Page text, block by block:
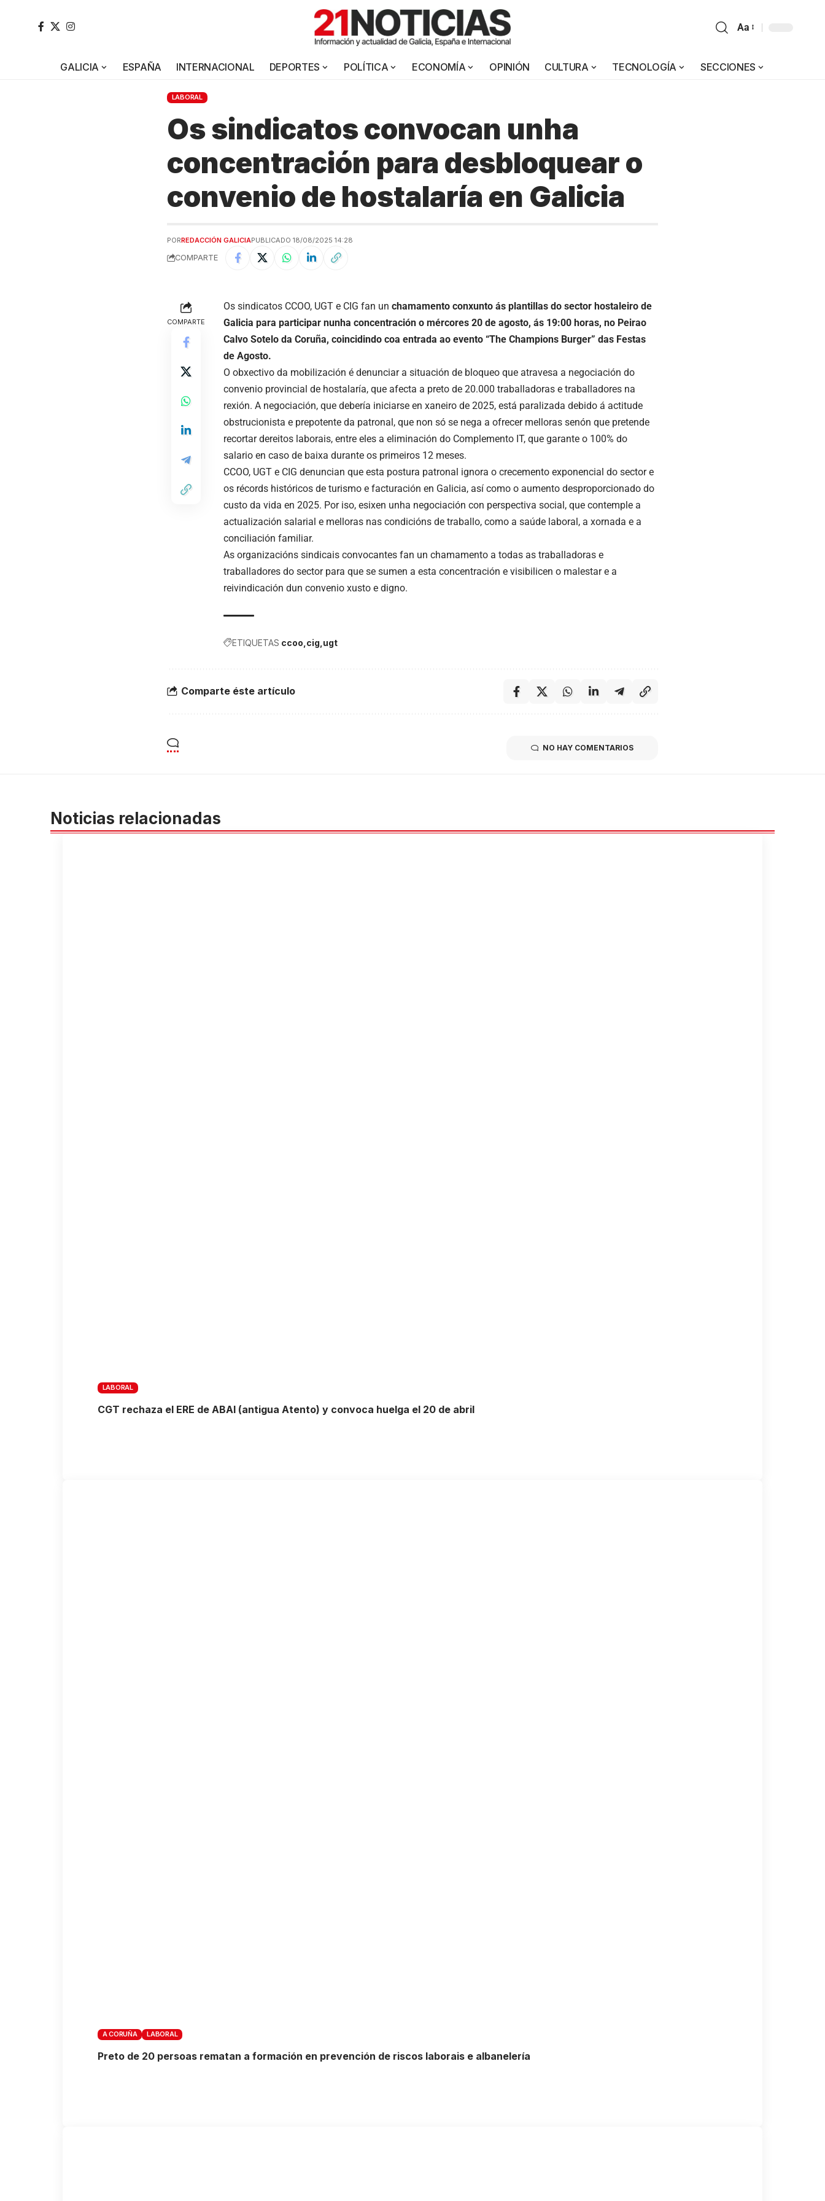
Aa
GALICIA ESPAÑA INTERNACIONAL DEPORTES POLÍTICA ECONOMÍA OPINIÓN CULTURA TECNOLOGÍA SECCIONES
LABORAL
Os sindicatos convocan unha
concentración para desbloquear o
convenio de hostalaría en Galicia
PORREDACCIÓN GALICIAPUBLICADO 18/08/2025 14:28
COMPARTE
COMPARTE
Os sindicatos CCOO, UGT e CIG fan un chamamento conxunto ás plantillas do sector hostaleiro de
Galicia para participar nunha concentración o mércores 20 de agosto, ás 19:00 horas, no Peirao
Calvo Sotelo da Coruña, coincidindo coa entrada ao evento “The Champions Burger” das Festas
de Agosto.
O obxectivo da mobilización é denunciar a situación de bloqueo que atravesa a negociación do
convenio provincial de hostalaría, que afecta a preto de 20.000 traballadoras e traballadores na
rexión. A negociación, que debería iniciarse en xaneiro de 2025, está paralizada debido á actitude
obstrucionista e prepotente da patronal, que non só se nega a ofrecer melloras senón que pretende
recortar dereitos laborais, entre eles a eliminación do Complemento IT, que garante o 100% do
salario en caso de baixa durante os primeiros 12 meses.
CCOO, UGT e CIG denuncian que esta postura patronal ignora o crecemento exponencial do sector e
os récords históricos de turismo e facturación en Galicia, así como o aumento desproporcionado do
custo da vida en 2025. Por iso, esixen unha negociación con perspectiva social, que contemple a
actualización salarial e melloras nas condicións de traballo, como a saúde laboral, a xornada e a
conciliación familiar.
As organizacións sindicais convocantes fan un chamamento a todas as traballadoras e
traballadores do sector para que se sumen a esta concentración e visibilicen o malestar e a
reivindicación dun convenio xusto e digno.
ETIQUETAS ccoo cig ugt
Comparte éste artículo
NO HAY COMENTARIOS
Noticias relacionadas
LABORAL
CGT rechaza el ERE de ABAI (antigua Atento) y convoca huelga el 20 de abril
A CORUÑA LABORAL
Preto de 20 persoas rematan a formación en prevención de riscos laborais e albanelería